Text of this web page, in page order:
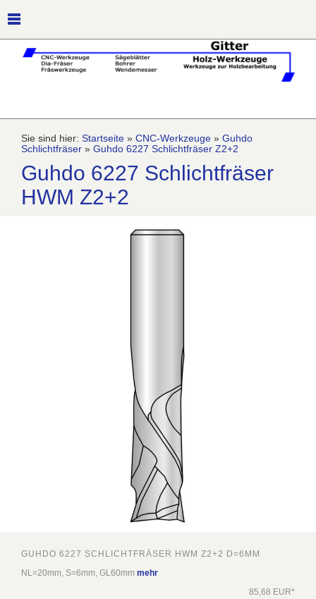
Sie sind hier: Startseite » CNC-Werkzeuge » Guhdo
Schlichtfräser » Guhdo 6227 Schlichtfräser Z2+2
Guhdo 6227 Schlichtfräser
HWM Z2+2
GUHDO 6227 SCHLICHTFRÄSER HWM Z2+2 D=6MM
NL=20mm, S=6mm, GL60mm mehr
85,68 EUR*